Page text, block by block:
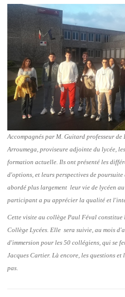
Accompagnés par M. Guitard professeur de
Arroumega, proviseure adjointe du lycée,
formation actuelle. Ils ont présenté les
d'options, et leurs perspectives de poursuite
abordé plus largement leur vie de lycéen
participant a pu apprécier la qualité et
Cette visite au collège Paul Féval
Collège Lycées. Elle sera suivie, au mois
d'immersion pour les 50 collégiens, qui se
Jacques Cartier. Là encore, les questions et
pas.